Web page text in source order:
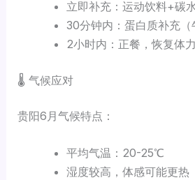
立即补充：运动饮料+碳水
30分钟内：蛋白质补充（
2小时内：正餐，恢复体力
🌡️ 气候应对
贵阳6月气候特点：
平均气温：20-25℃
湿度较高，体感可能更热